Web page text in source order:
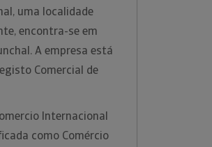
uma localidade
encontra-se em
A empresa está
Comercial de
Internacional
como Comércio